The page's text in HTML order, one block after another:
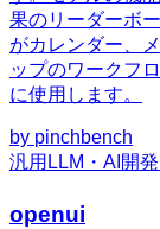
果のリーダーボ
がカレンダー、
ップのワークフ
に使用します。
by pinchbench
汎用 LLM・AI開発
openui